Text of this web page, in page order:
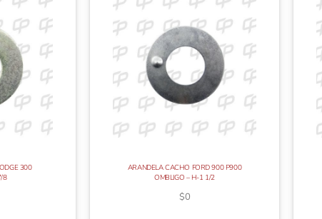
300
8
ARANDELA CACHO FORD 900 P900
OMBLIGO – H-1 1/2
$0